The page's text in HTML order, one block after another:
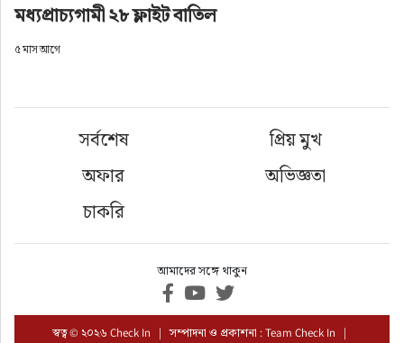
মধ্যপ্রাচ্যগামী ২৮ ফ্লাইট বাতিল
৫ মাস আগে
সর্বশেষ
প্রিয় মুখ
অফার
অভিজ্ঞতা
চাকরি
আমাদের সঙ্গে থাকুন
স্বত্ব © ২০২৬ Check In | সম্পাদনা ও প্রকাশনা : Team Check In |